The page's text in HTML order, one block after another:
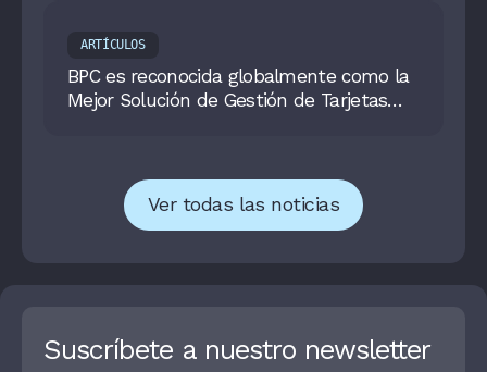
ARTÍCULOS
BPC es reconocida globalmente como la
Mejor Solución de Gestión de Tarjetas
Ver todas las noticias
Suscríbete a nuestro newsletter